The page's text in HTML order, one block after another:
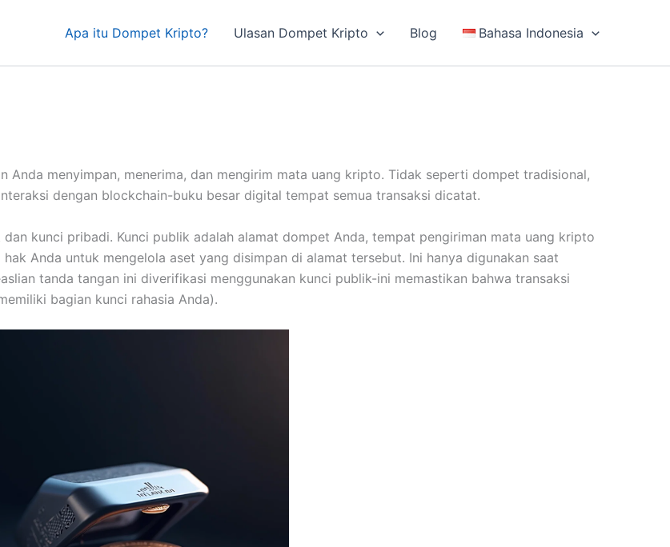
Apa itu Dompet Kripto? Ulasan Dompet Kripto Blog Bahasa Indonesia
Anda menyimpan, menerima, dan mengirim mata uang kripto. Tidak seperti dompet tradisional,
dengan blockchain-buku besar digital tempat semua transaksi dicatat.
kunci pribadi. Kunci publik adalah alamat dompet Anda, tempat pengiriman mata uang kripto
Anda untuk mengelola aset yang disimpan di alamat tersebut. Ini hanya digunakan saat
tanda tangan ini diverifikasi menggunakan kunci publik-ini memastikan bahwa transaksi
bagian kunci rahasia Anda).